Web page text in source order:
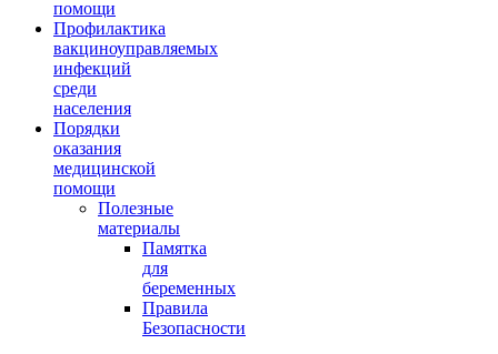
помощи
Профилактика
вакциноуправляемых
инфекций
среди
населения
Порядки
оказания
медицинской
помощи
Полезные
материалы
Памятка
для
беременных
Правила
Безопасности